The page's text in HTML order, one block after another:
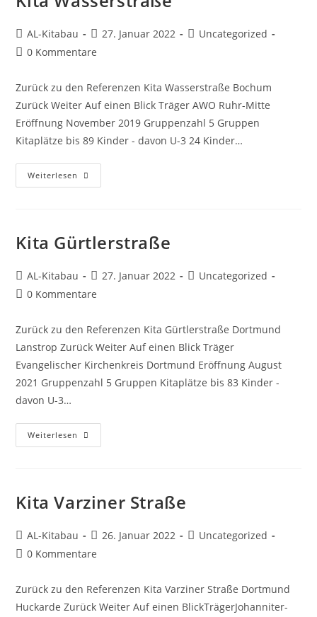
AL-Kitabau 27. Januar 2022
Uncategorized
0 Kommentare
Zurück zu den Referenzen Kita Wasserstraße Bochum
Zurück Weiter Auf einen Blick Träger AWO Ruhr-Mitte
Eröffnung November 2019 Gruppenzahl 5 Gruppen
Kitaplätze bis 89 Kinder - davon U-3 24 Kinder…
Weiterlesen
Kita Gürtlerstraße
AL-Kitabau 27. Januar 2022
Uncategorized
0 Kommentare
Zurück zu den Referenzen Kita Gürtlerstraße Dortmund
Lanstrop Zurück Weiter Auf einen Blick Träger
Evangelischer Kirchenkreis Dortmund Eröffnung August
2021 Gruppenzahl 5 Gruppen Kitaplätze bis 83 Kinder -
davon U-3…
Weiterlesen
Kita Varziner Straße
AL-Kitabau 26. Januar 2022
Uncategorized
0 Kommentare
Zurück zu den Referenzen Kita Varziner Straße Dortmund
Huckarde Zurück Weiter Auf einen BlickTrägerJohanniter-